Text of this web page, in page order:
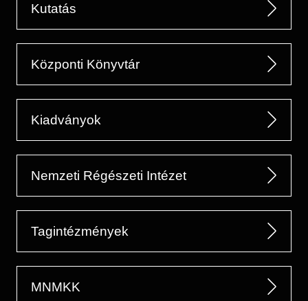
Kutatás
Központi Könyvtár
Kiadványok
Nemzeti Régészeti Intézet
Tagintézmények
MNMKK